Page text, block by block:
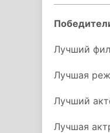
Лучший
Лучшая
Лучший
Лучшая